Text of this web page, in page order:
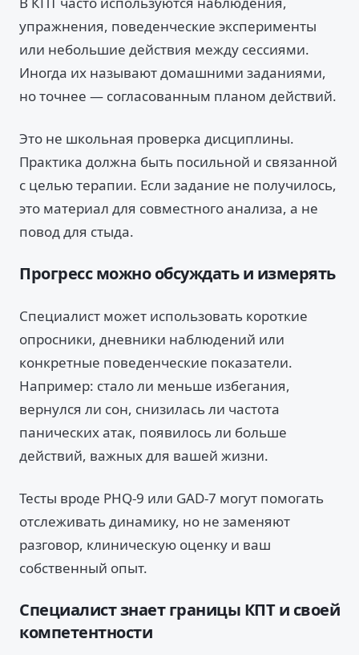
упражнения, поведенческие эксперименты
или небольшие действия между сессиями.
Иногда их называют домашними заданиями,
но точнее — согласованным планом действий.
Это не школьная проверка дисциплины.
Практика должна быть посильной и связанной
с целью терапии. Если задание не получилось,
это материал для совместного анализа, а не
повод для стыда.
Прогресс можно обсуждать и измерять
Специалист может использовать короткие
опросники, дневники наблюдений или
конкретные поведенческие показатели.
Например: стало ли меньше избегания,
вернулся ли сон, снизилась ли частота
панических атак, появилось ли больше
действий, важных для вашей жизни.
Тесты вроде PHQ-9 или GAD-7 могут помогать
отслеживать динамику, но не заменяют
разговор, клиническую оценку и ваш
собственный опыт.
Специалист знает границы КПТ и своей
компетентности